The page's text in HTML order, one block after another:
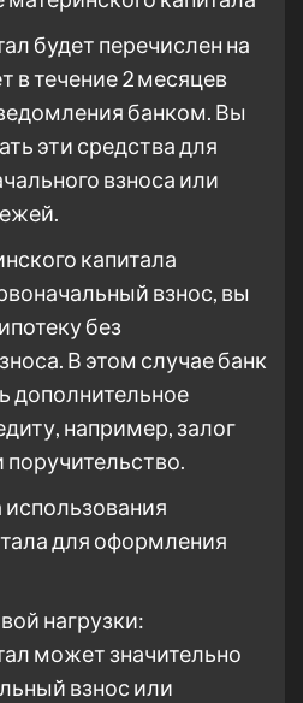
будет перечислен на
в течение 2 месяцев
банком. Вы
эти средства для
взноса или
капитала
взнос, вы
без
В этом случае банк
дополнительное
например, залог
для оформления
нагрузки:
может значительно
взнос или